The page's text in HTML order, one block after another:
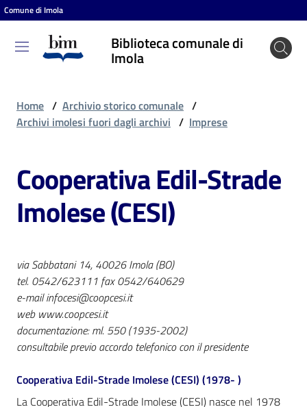
Vai al contenuto
Vai alla navigazione
Vai al footer
Comune di Imola
Biblioteca comunale di
Imola
Biblioteca
comunale
Cosa
puoi
Scopri
i
contenuti
Risorse
online
Home / Archivio storico comunale /
Archivi imolesi fuori dagli archivi / Imprese
Cooperativa Edil-Strade
Imolese (CESI)
via Sabbatani 14, 40026 Imola (BO)
tel. 0542/623111 fax 0542/640629
e-mail infocesi@coopcesi.it
web www.coopcesi.it
documentazione: ml. 550 (1935-2002)
consultabile previo accordo telefonico con il presidente
Cooperativa Edil-Strade Imolese (CESI) (1978- )
La Cooperativa Edil-Strade Imolese (CESI) nasce nel 1978